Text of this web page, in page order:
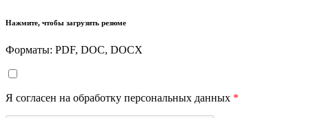
Нажмите, чтобы загрузить резюме
Форматы: PDF, DOC, DOCX
Я согласен на обработку персональных данных *